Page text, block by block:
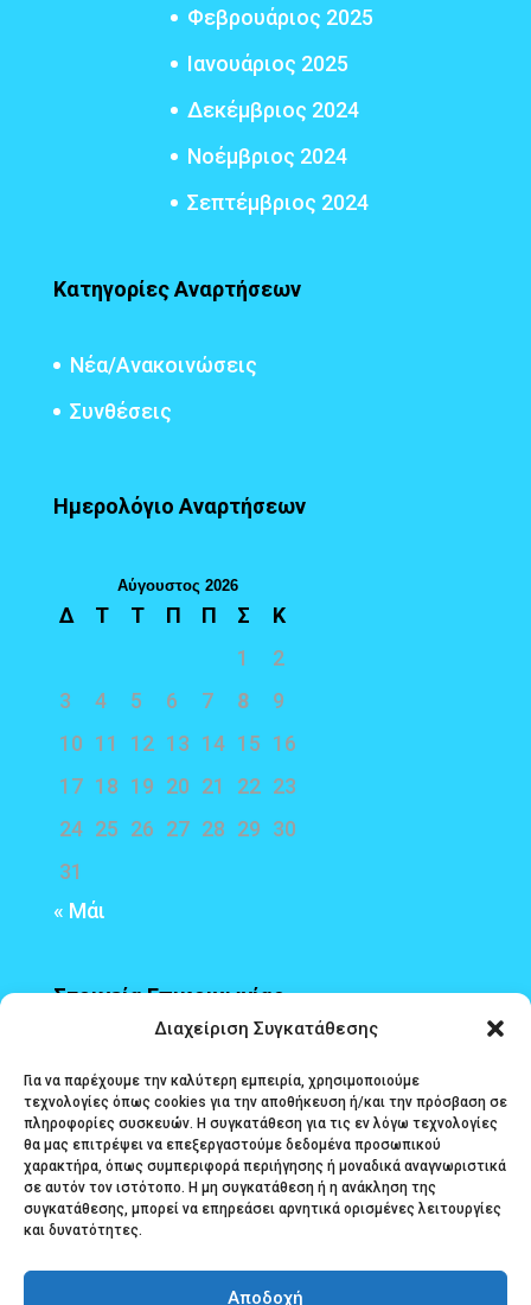
Διαχείριση Συγκατάθεσης
Για να παρέχουμε την καλύτερη εμπειρία, χρησιμοποιούμε
τεχνολογίες όπως cookies για την αποθήκευση ή/και την πρόσβαση σε
πληροφορίες συσκευών. Η συγκατάθεση για τις εν λόγω τεχνολογίες
θα μας επιτρέψει να επεξεργαστούμε δεδομένα προσωπικού
χαρακτήρα, όπως συμπεριφορά περιήγησης ή μοναδικά αναγνωριστικά
σε αυτόν τον ιστότοπο. Η μη συγκατάθεση ή η ανάκληση της
συγκατάθεσης, μπορεί να επηρεάσει αρνητικά ορισμένες λειτουργίες
και δυνατότητες.
Αποδοχή
Φεβρουάριος 2025
Ιανουάριος 2025
Δεκέμβριος 2024
Νοέμβριος 2024
Σεπτέμβριος 2024
Κατηγορίες Αναρτήσεων
Νέα/Ανακοινώσεις
Συνθέσεις
Ημερολόγιο Αναρτήσεων
Αύγουστος 2026
Δ Τ Τ Π Π Σ
Κ
1
2
3
4 5 6 7 8
9
10 11 12 13 14 15 16
17 18 19 20 21 22 23
24 25 26 27 28 29 30
31
« Μάι
Στοιχεία Επικοινωνίας
Διεύθυνση: Τερτσέτη και Πολυζωίδη 1,
Αγρίνιο, 30131
email Εφετείου: gramefet@efeteio-
dytikisstereasellados.gov.gr
email Εισαγγελίας Εφετών
grameisef@eisaggeliaefeton-